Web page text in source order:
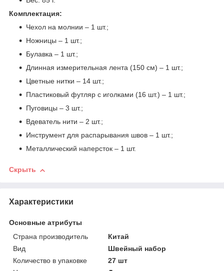
Комплектация:
Чехол на молнии – 1 шт.;
Ножницы – 1 шт.;
Булавка – 1 шт.;
Длинная измерительная лента (150 см) – 1 шт.;
Цветные нитки – 14 шт.;
Пластиковый футляр с иголками (16 шт.) – 1 шт.;
Пуговицы – 3 шт.;
Вдеватель нити – 2 шт.;
Инструмент для распарывания швов – 1 шт.;
Металлический наперсток – 1 шт.
Скрыть
Характеристики
Основные атрибуты
Страна производитель
Китай
Вид
Швейный набор
Количество в упаковке
27 шт